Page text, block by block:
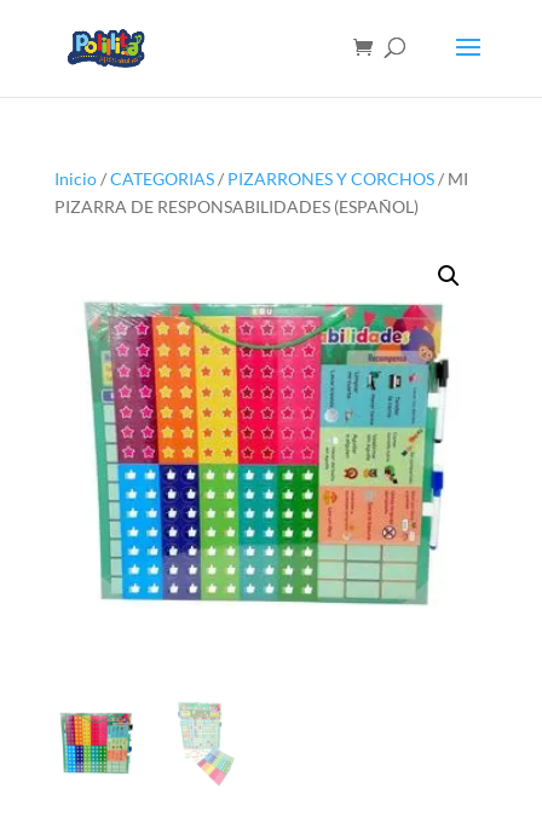
Inicio/CATEGORIAS/ PIZARRONES Y CORCHOS/ MI
PIZARRA DE RESPONSABILIDADES (ESPAÑOL)